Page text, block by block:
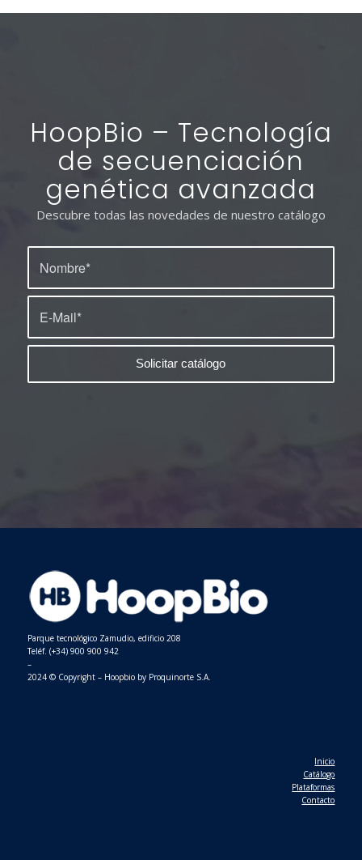
HoopBio – Tecnología
de secuenciación
genética avanzada
Descubre todas las novedades de nuestro catálogo
Parque tecnológico Zamudio, edificio 208
Teléf. (+34) 900 900 942
–
2024 © Copyright – Hoopbio by Proquinorte S.A.
Inicio
Catálogo
Plataformas
Contacto